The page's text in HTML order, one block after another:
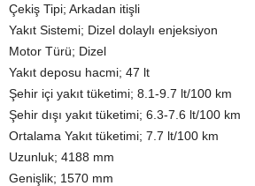
Çekiş Tipi; Arkadan itişli
Yakıt Sistemi; Dizel dolaylı enjeksiyon
Motor Türü; Dizel
Yakıt deposu hacmi; 47 lt
Şehir içi yakıt tüketimi; 8.1-9.7 lt/100 km
Şehir dışı yakıt tüketimi; 6.3-7.6 lt/100 km
Ortalama Yakıt tüketimi; 7.7 lt/100 km
Uzunluk; 4188 mm
Genişlik; 1570 mm